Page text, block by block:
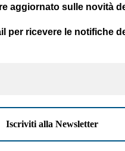
aggiornato sulle novità
per ricevere le notifiche